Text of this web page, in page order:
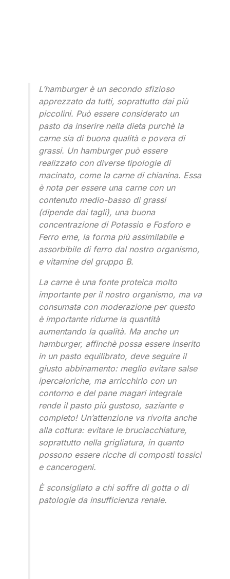
L’hamburger è un secondo sfizioso
apprezzato da tutti, soprattutto dai più
piccolini. Può essere considerato un
pasto da inserire nella dieta purchè la
carne sia di buona qualità e povera di
grassi. Un hamburger può essere
realizzato con diverse tipologie di
macinato, come la carne di chianina. Essa
è nota per essere una carne con un
contenuto medio-basso di grassi
(dipende dai tagli), una buona
concentrazione di Potassio e Fosforo e
Ferro eme, la forma più assimilabile e
assorbibile di ferro dal nostro organismo,
e vitamine del gruppo B.
La carne è una fonte proteica molto
importante per il nostro organismo, ma va
consumata con moderazione per questo
è importante ridurne la quantità
aumentando la qualità. Ma anche un
hamburger, affinchè possa essere inserito
in un pasto equilibrato, deve seguire il
giusto abbinamento: meglio evitare salse
ipercaloriche, ma arricchirlo con un
contorno e del pane magari integrale
rende il pasto più gustoso, saziante e
completo! Un’attenzione va rivolta anche
alla cottura: evitare le bruciacchiature,
soprattutto nella grigliatura, in quanto
possono essere ricche di composti tossici
e cancerogeni.
È sconsigliato a chi soffre di gotta o di
patologie da insufficienza renale.